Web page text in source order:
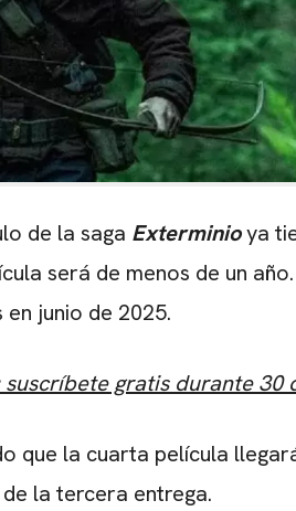
de la saga Exterminioya
será de menos de un
junio de 2025.
gratis durante 30
que la cuarta película
la tercera entrega.